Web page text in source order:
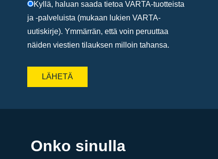
Kyllä, haluan saada tietoa VARTA-tuotteista
ja -palveluista (mukaan lukien VARTA-
uutiskirje). Ymmärrän, että voin peruuttaa
näiden viestien tilauksen milloin tahansa.
Onko sinulla